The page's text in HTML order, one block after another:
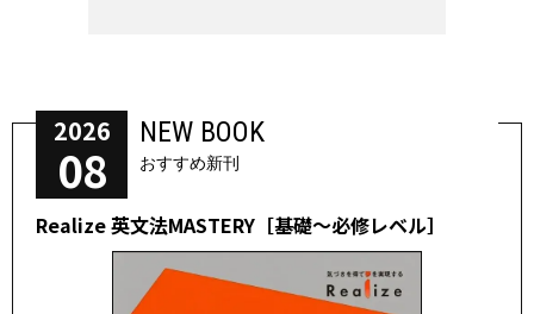
2026
08
NEW BOOK
おすすめ新刊
Realize 英文法MASTERY［基礎～必修レベル］